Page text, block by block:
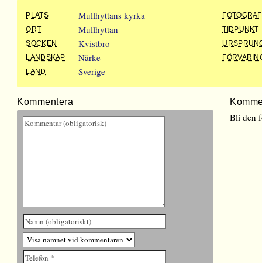
PLATS Mullhyttans kyrka
FOTOGRAF
ORT
Mullhyttan
TIDPUNKT
SOCKEN
Kvistbro
LANDSKAP
Närke
LAND
Sverige
Kommentera
Bli den